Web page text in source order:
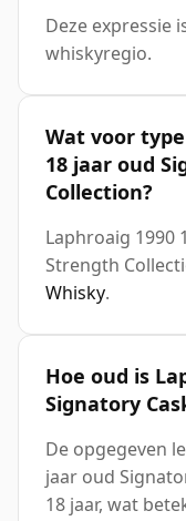
Deze expressie
whiskyregio.
Wat voor
18 jaar oud
Collection?
Laphroaig 1990
Strength
Whisky.
Hoe oud is
Signatory
De opgegeven
jaar oud
18 jaar, wat